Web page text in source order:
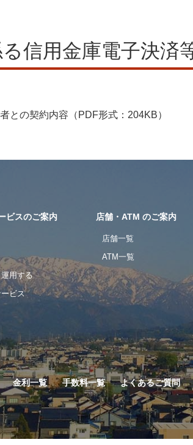
信用金庫電子決済
との契約内容（PDF形式：204KB）
ビスのご案内
用する
ビス
店舗・ATM のご案内
店舗一覧
ATM一覧
金利一覧 手数料一覧 よくあるご質問